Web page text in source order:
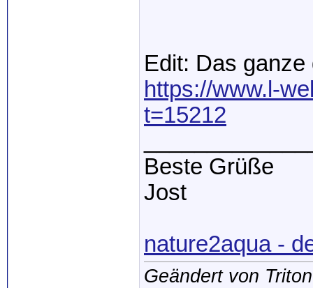
Edit: Das
https://www.l-
t=15212
Beste Grüße
Jost
nature2aqua -
Geändert von